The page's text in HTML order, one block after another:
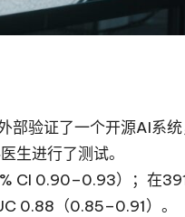
部验证了一个开源AI系
生进行了测试。
CI 0.90–0.93）；在
0.88（0.85–0.91）。